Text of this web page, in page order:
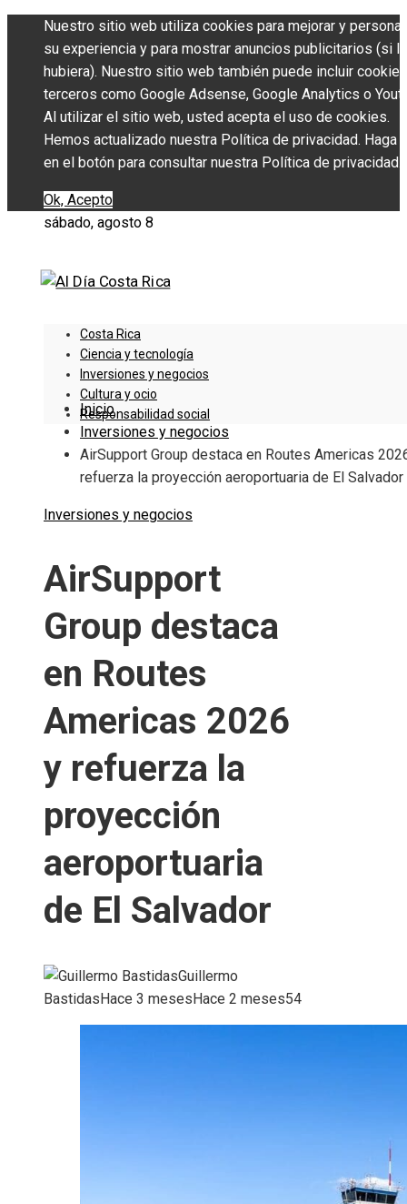
Nuestro sitio web utiliza cookies para mejorar y
su experiencia y para mostrar anuncios publicitarios (si
hubiera). Nuestro sitio web también puede incluir
terceros como Google Adsense, Google Analytics o
Al utilizar el sitio web, usted acepta el uso de cookies.
Hemos actualizado nuestra Política de privacidad. Haga
en el botón para consultar nuestra Política de privacidad.
Ok, Acepto
sábado, agosto 8
Costa Rica
Ciencia y tecnología
Inversiones y negocios
Cultura y ocio
Responsabilidad social
Inicio
Inversiones y negocios
AirSupport Group destaca en Routes Americas
refuerza la proyección aeroportuaria de El Salvador
Inversiones y negocios
AirSupport
Group destaca
en Routes
Americas 2026
y refuerza la
proyección
aeroportuaria
de El Salvador
Guillermo
Bastidas Hace 3 meses Hace 2 meses54